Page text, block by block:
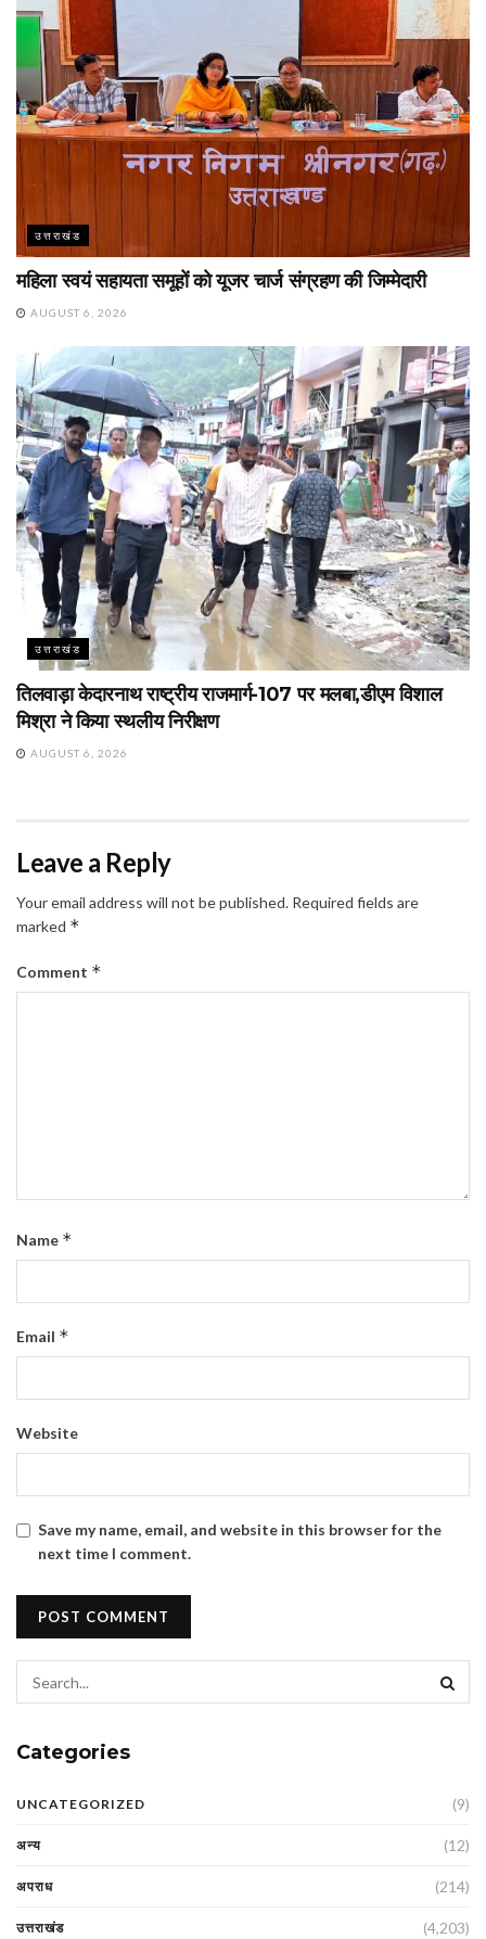
उत्तराखंड
महिला स्वयं सहायता समूहों को यूजर चार्ज संग्रहण की जिम्मेदारी
AUGUST 6, 2026
उत्तराखंड
तिलवाड़ा केदारनाथ राष्ट्रीय राजमार्ग-107 पर मलबा,डीएम विशाल
मिश्रा ने किया स्थलीय निरीक्षण
AUGUST 6, 2026
Leave a Reply
Your email address will not be published. Required fields are
marked *
Comment *
Name *
Email *
Website
Save my name, email, and website in this browser for the
next time I comment.
Categories
UNCATEGORIZED (9)
अन्य (12)
अपराध (214)
उत्तराखंड (4,203)